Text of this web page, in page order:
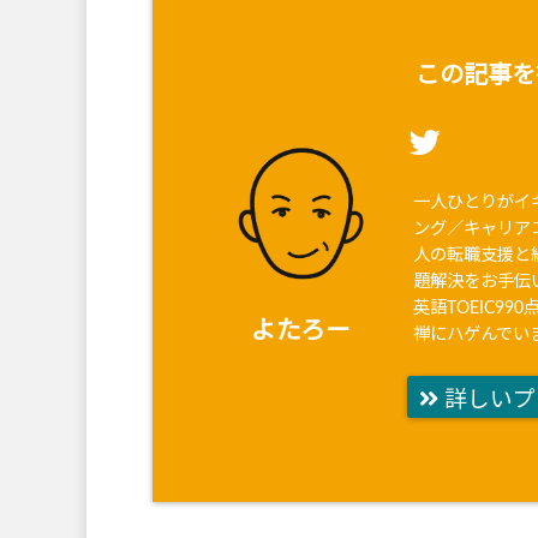
この記事
よたろー
一人ひとりがイ
ング／キャリ
人の転職支援と
題解決をお手伝
英語TOEIC990
禅にハゲんでい
詳しいプ